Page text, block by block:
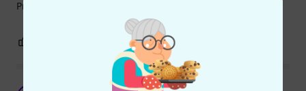
Proficases, aber für diesen Preis ist das Case unschlagbar.
BEWERTUNG MELDEN